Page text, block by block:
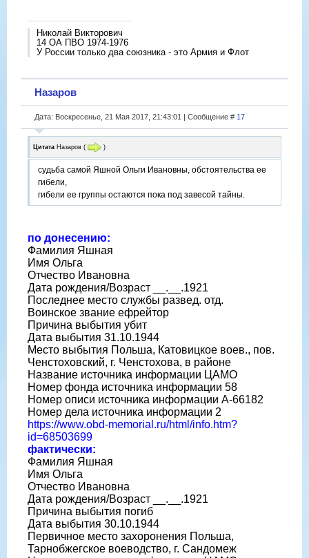
Николай Викторович
14 ОА ПВО 1974-1976
У России только два союзника - это Армия и Флот
Назаров
Дата: Воскресенье, 21 Мая 2017, 21:43:01 | Сообщение # 17
Цитата Назаров ( )
судьба самой Яшной Ольги Ивановны, обстоятельства ее
гибели,
гибели ее группы остаются пока под завесой тайны.
по донесению:
Фамилия Яшная
Имя Ольга
Отчество Ивановна
Дата рождения/Возраст __.__.1921
Последнее место службы развед. отд.
Воинское звание ефрейтор
Причина выбытия убит
Дата выбытия 31.10.1944
Место выбытия Польша, Катовицкое воев., пов.
Ченстоховский, г. Ченстохова, в районе
Название источника информации ЦАМО
Номер фонда источника информации 58
Номер описи источника информации A-66182
Номер дела источника информации 2
https://www.obd-memorial.ru/html/info.htm?
id=68503699
фактически:
Фамилия Яшная
Имя Ольга
Отчество Ивановна
Дата рождения/Возраст __.__.1921
Причина выбытия погиб
Дата выбытия 30.10.1944
Первичное место захоронения Польша,
Тарнобжегское воеводство, г. Сандомеж